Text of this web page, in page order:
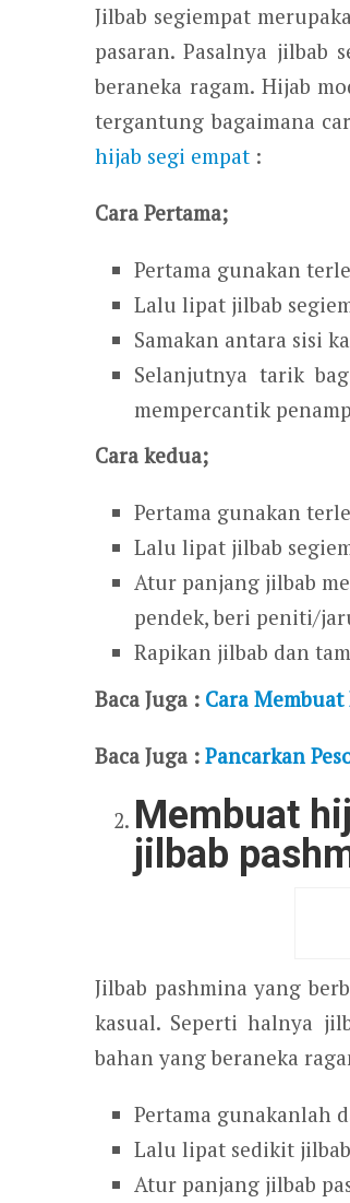
Jilbab segiempat
pasaran. Pasalnya
beraneka ragam. Hijab
tergantung bagaimana
hijab segi empat :
Cara Pertama;
Pertama gunakan
Lalu lipat jilbab
Samakan antara sisi
Selanjutnya tarik
mempercantik
Cara kedua;
Pertama gunakan
Lalu lipat jilbab
Atur panjang jilbab
pendek, beri peniti/
Rapikan jilbab dan
Baca Juga : Cara
Baca Juga : Pancarkan
Membuat
jilbab
Jilbab pashmina yang
kasual. Seperti halnya
bahan yang beraneka
Pertama gunakanlah
Lalu lipat sedikit
Atur panjang jilbab